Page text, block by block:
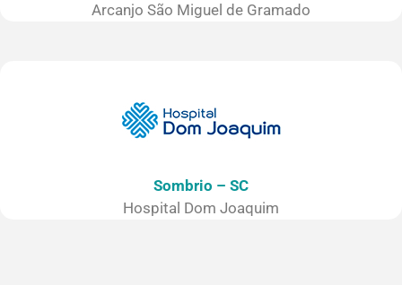
Arcanjo São Miguel de Gramado
Sombrio – SC
Hospital Dom Joaquim